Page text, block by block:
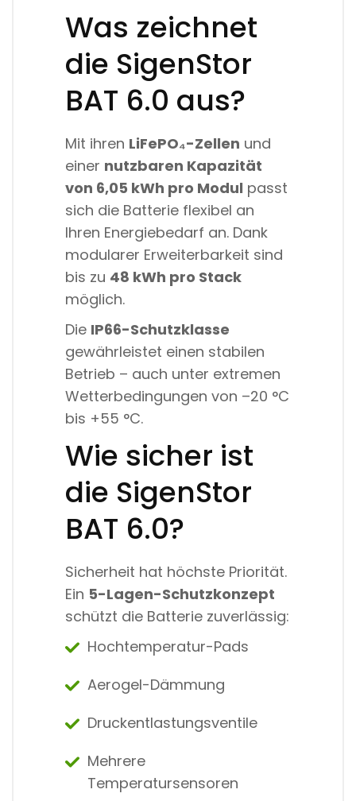
Was zeichnet
die SigenStor
BAT 6.0 aus?
Mit ihren LiFePO₄-Zellen und
einer nutzbaren Kapazität
von 6,05 kWh pro Modul passt
sich die Batterie flexibel an
Ihren Energiebedarf an. Dank
modularer Erweiterbarkeit sind
bis zu 48 kWh pro Stack
möglich.
Die IP66-Schutzklasse
gewährleistet einen stabilen
Betrieb – auch unter extremen
Wetterbedingungen von –20 °C
bis +55 °C.
Wie sicher ist
die SigenStor
BAT 6.0?
Sicherheit hat höchste Priorität.
Ein 5-Lagen-Schutzkonzept
schützt die Batterie zuverlässig:
Hochtemperatur-Pads
Aerogel-Dämmung
Druckentlastungsventile
Mehrere
Temperatursensoren